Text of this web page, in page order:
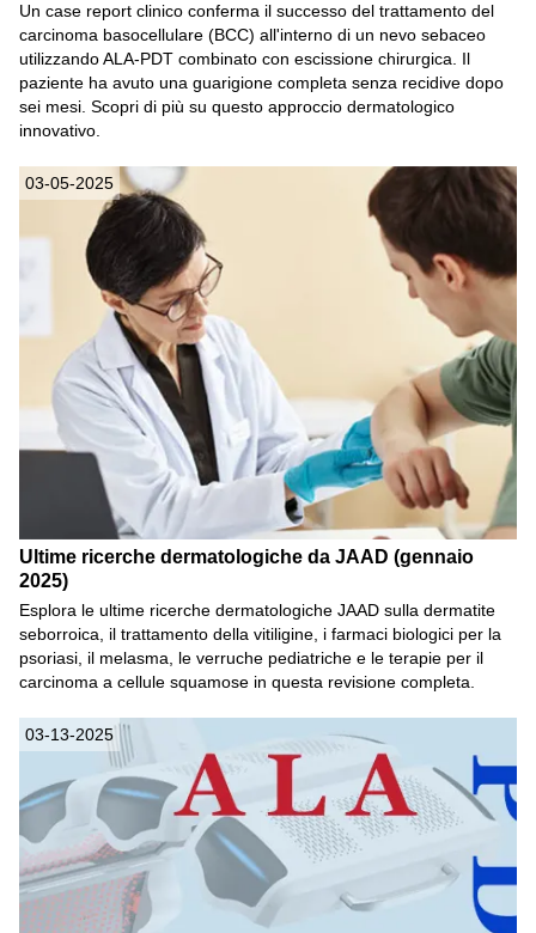
Un case report clinico conferma il successo del trattamento del
carcinoma basocellulare (BCC) all'interno di un nevo sebaceo
utilizzando ALA-PDT combinato con escissione chirurgica. Il
paziente ha avuto una guarigione completa senza recidive dopo
sei mesi. Scopri di più su questo approccio dermatologico
innovativo.
03-05-2025
Ultime ricerche dermatologiche da JAAD (gennaio
2025)
Esplora le ultime ricerche dermatologiche JAAD sulla dermatite
seborroica, il trattamento della vitiligine, i farmaci biologici per la
psoriasi, il melasma, le verruche pediatriche e le terapie per il
carcinoma a cellule squamose in questa revisione completa.
03-13-2025